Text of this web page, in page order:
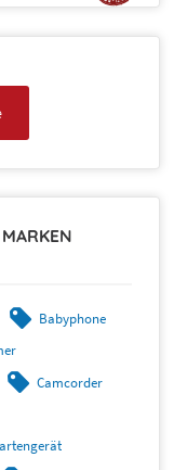
Babyphone
Camcorder